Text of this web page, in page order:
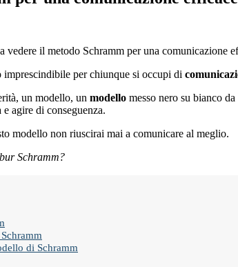
per chiunque si occupi di
un modello, un modello messo nero su bianco da
agire di conseguenza.
modello non riuscirai mai a comunicare al meglio.
Schramm?
di Schramm